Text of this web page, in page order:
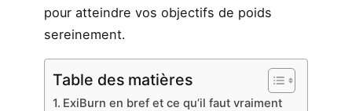
pour atteindre vos objectifs de poids
sereinement.
Table des matières
ExiBurn en bref et ce qu’il faut vraiment